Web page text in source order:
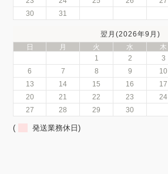
30
31
翌月(2026年9月)
日
月 火 水 木
1
2 3
6
7 8 9 10
13
14 15 16 17
20
21 22 23 24
27
28 29 30
( 発送業務休日)